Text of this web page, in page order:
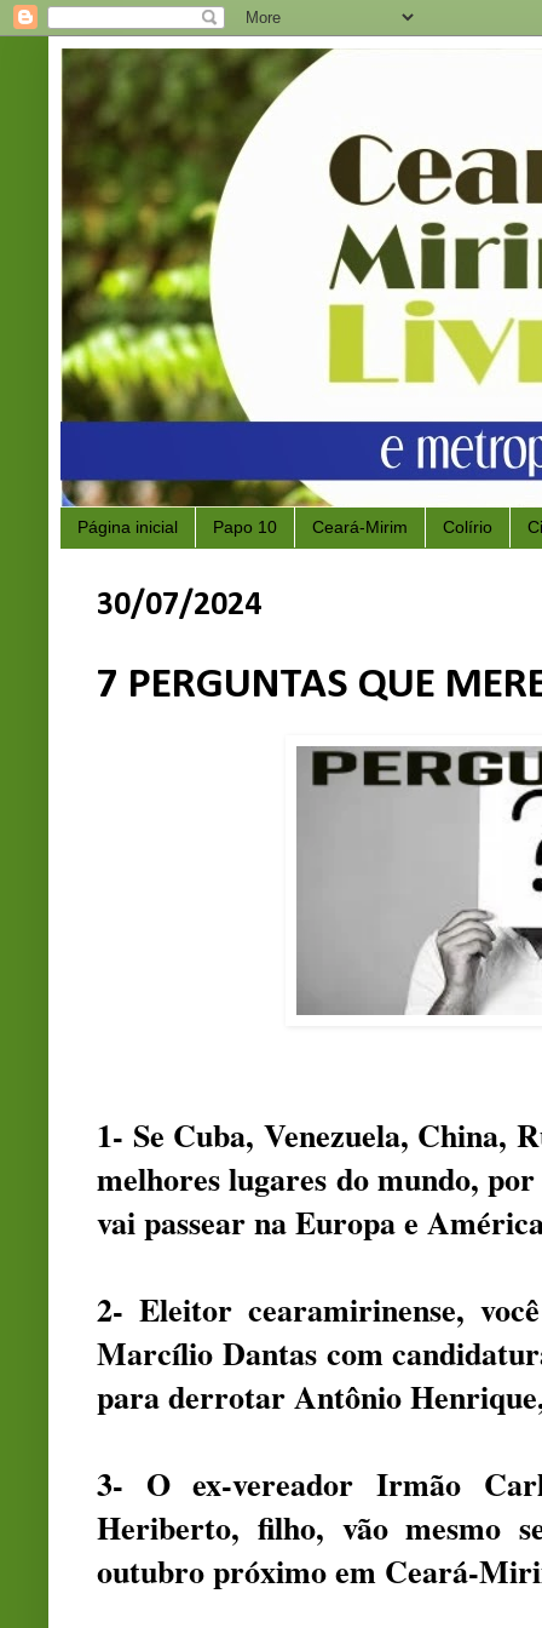
Página inicial Papo 10 Ceará-Mirim Colírio
30/07/2024
7 PERGUNTAS QUE
1- Se Cuba, Venezuela, China,
melhores lugares do mundo,
vai passear na Europa e
2- Eleitor cearamirinense,
Marcílio Dantas com
para derrotar Antônio
3- O ex-vereador Irmão
Heriberto, filho, vão mesmo
outubro próximo em Ceará-